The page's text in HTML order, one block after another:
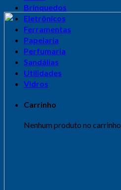
Brinquedos
Eletrônicos
Ferramentas
Papelaria
Perfumaria
Sandálias
Utilidades
Vidros
Carrinho
Nenhum produto no carrinho.